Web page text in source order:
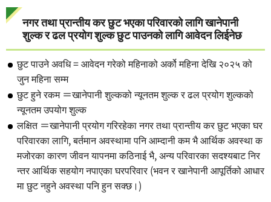
नगर तथा प्रान्तीय कर छुट भएका परिवारको लागि खानेपानी
शुल्क र ढल प्रयोग शुल्क छुट पाउनको लागि आवेदन लिईनेछ
छुट पाउने अवधि = आवेदन गरेको महिनाको अर्को महिना देखि २०२५ को
जुन महिना सम्म
छुट हुने रकम ＝खानेपानी शुल्कको न्यूनतम शुल्क र ढल प्रयोग शुल्कको
न्यूनतम उपयोग शुल्क
लक्षित ＝खानेपानी प्रयोग गरिरहेका नगर तथा प्रान्तीय कर छुट भएका घर
परिवारका लागि, बर्तमान अवस्थामा पनि आम्दानी कम भै आर्थिक अवस्था क
मजोरका कारण जीवन यापनमा कठिनाई भै, अन्य परिवारका सदश्यबाट निर
न्तर आर्थिक सहयोग नपाएका घरपरिवार (भवन र खानेपानी आपूर्तिको आधार
मा छुट नहुने अवस्था पनि हुन सक्छ।)